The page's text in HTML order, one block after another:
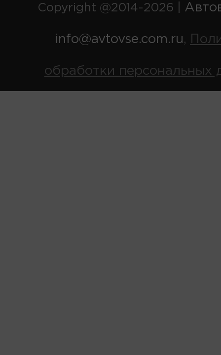
Copyright @2014-2026 |
info@avtovse.com.ru,
обработки персональных